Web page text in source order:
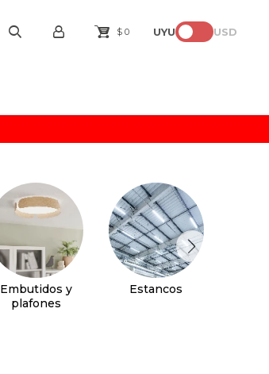
$ 0 UYU USD
Embutidos y
plafones
Estancos